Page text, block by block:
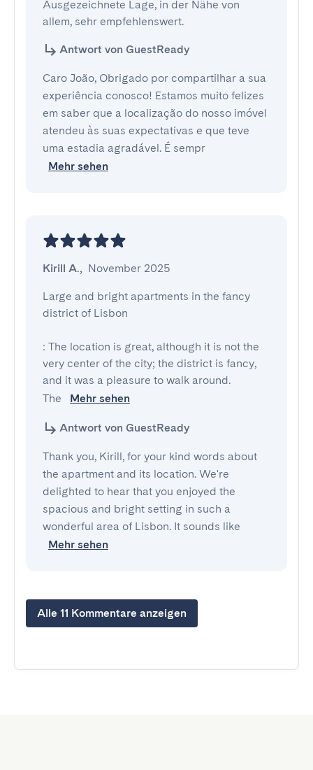
Ausgezeichnete Lage, in der Nähe von
allem, sehr empfehlenswert.
Antwort von GuestReady
Caro João, Obrigado por compartilhar a sua
experiência conosco! Estamos muito felizes
em saber que a localização do nosso imóvel
atendeu às suas expectativas e que teve
uma estadia agradável. É sempr
Mehr sehen
Kirill A., November 2025
Large and bright apartments in the fancy
district of Lisbon
: The location is great, although it is not the
very center of the city; the district is fancy,
and it was a pleasure to walk around.
The
Mehr sehen
Antwort von GuestReady
Thank you, Kirill, for your kind words about
the apartment and its location. We're
delighted to hear that you enjoyed the
spacious and bright setting in such a
wonderful area of Lisbon. It sounds like
Mehr sehen
Alle 11 Kommentare anzeigen